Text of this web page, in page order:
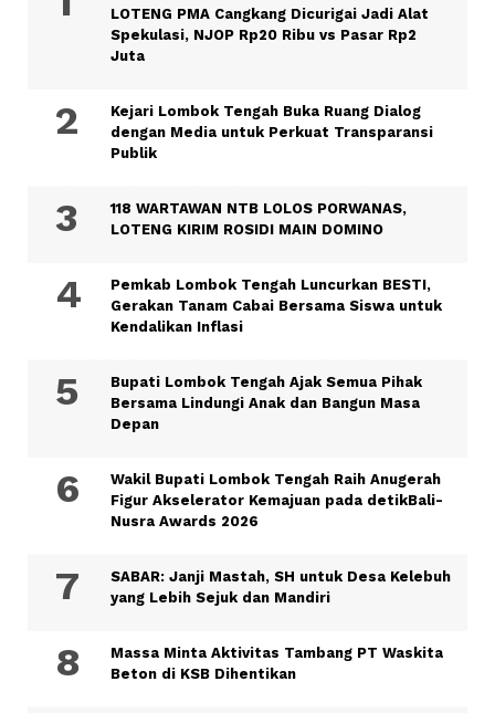
LOTENG PMA Cangkang Dicurigai Jadi Alat
Spekulasi, NJOP Rp20 Ribu vs Pasar Rp2
Juta
Kejari Lombok Tengah Buka Ruang Dialog
dengan Media untuk Perkuat Transparansi
Publik
118 WARTAWAN NTB LOLOS PORWANAS,
LOTENG KIRIM ROSIDI MAIN DOMINO
Pemkab Lombok Tengah Luncurkan BESTI,
Gerakan Tanam Cabai Bersama Siswa untuk
Kendalikan Inflasi
Bupati Lombok Tengah Ajak Semua Pihak
Bersama Lindungi Anak dan Bangun Masa
Depan
Wakil Bupati Lombok Tengah Raih Anugerah
Figur Akselerator Kemajuan pada detikBali-
Nusra Awards 2026
SABAR: Janji Mastah, SH untuk Desa Kelebuh
yang Lebih Sejuk dan Mandiri
Massa Minta Aktivitas Tambang PT Waskita
Beton di KSB Dihentikan